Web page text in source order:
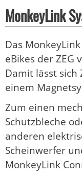
MonkeyLink
Das
eBikes der ZEG
Damit lässt
einem
Zum einen
Schutzbleche
anderen
Scheinwerfer
MonkeyLink